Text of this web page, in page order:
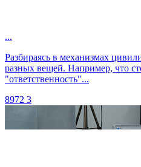
...
Разбираясь в механизмах
разных вещей. Например, что
"ответственность"...
8972 3